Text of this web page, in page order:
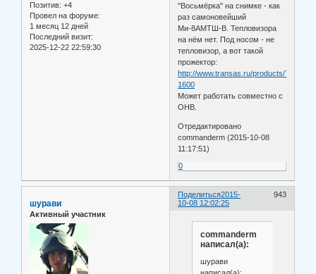
Позитив: +4
Провел на форуме:
1 месяц 12 дней
Последний визит:
2025-12-22 22:59:30
"Восьмёрка" на снимке - как
раз самоновейший
Ми-8АМТШ-В. Тепловизора
на нём нет. Под носом - не
тепловизор, а вот такой
прожектор:
http://www.transas.ru/products/TSL-
1600
Может работать совместно с
ОНВ.
Отредактировано
commanderm (2015-10-08
11:17:51)
0
Поделиться 943
2015-
10-08 12:02:25
шурави
Активный участник
commanderm
написал(а):
шурави